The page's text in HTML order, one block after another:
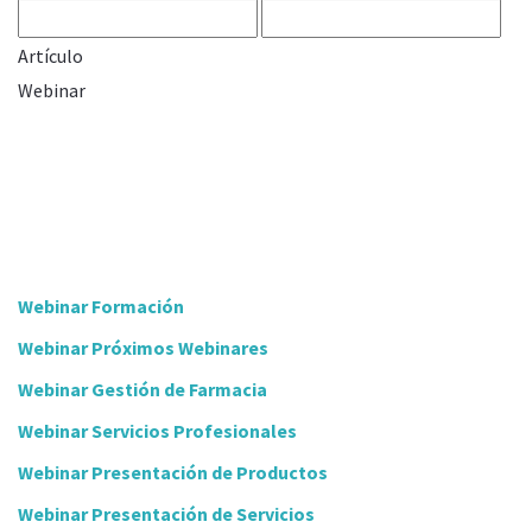
Artículo
Webinar
Webinar Formación
Webinar Próximos Webinares
Webinar Gestión de Farmacia
Webinar Servicios Profesionales
Webinar Presentación de Productos
Webinar Presentación de Servicios